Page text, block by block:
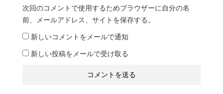
次回のコメントで使用するためブラウザーに自分の名
前、メールアドレス、サイトを保存する。
新しいコメントをメールで通知
新しい投稿をメールで受け取る